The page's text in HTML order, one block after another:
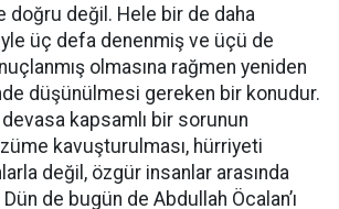
doğru değil. Hele bir de daha
üç defa denenmiş ve üçü de
olmasına rağmen yeniden
düşünülmesi gereken bir konudur.
kapsamlı bir sorunun
kavuşturulması, hürriyeti
değil, özgür insanlar arasında
de bugün de Abdullah Öcalan’ı